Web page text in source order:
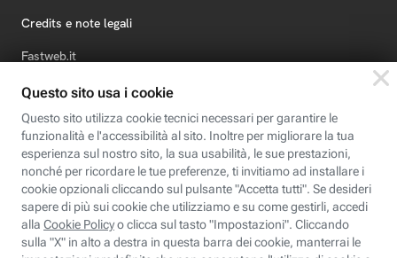
Credits e note legali
Fastweb.it
Formazione
Fastweb Digital Academy
STEP FuturAbility District